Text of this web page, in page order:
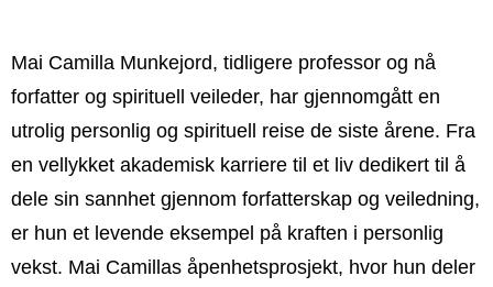
Mai Camilla Munkejord, tidligere professor og nå
forfatter og spirituell veileder, har gjennomgått en
utrolig personlig og spirituell reise de siste årene. Fra
en vellykket akademisk karriere til et liv dedikert til å
dele sin sannhet gjennom forfatterskap og veiledning,
er hun et levende eksempel på kraften i personlig
vekst. Mai Camillas åpenhetsprosjekt, hvor hun deler